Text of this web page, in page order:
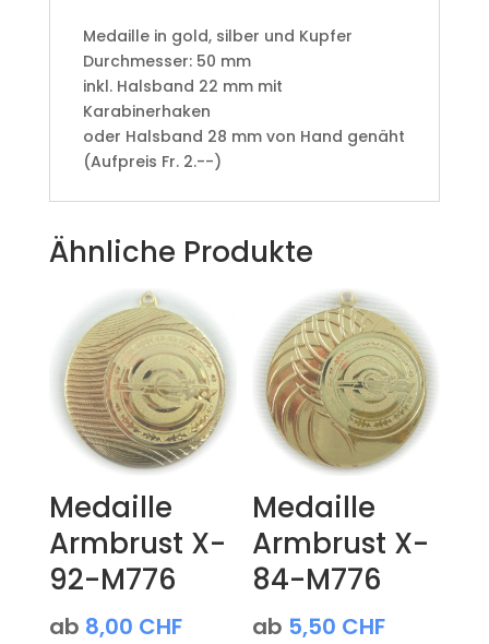
Medaille in gold, silber und Kupfer
​Durchmesser: 50 mm
​inkl. Halsband 22 mm mit
Karabinerhaken
oder Halsband 28 mm von Hand genäht
(Aufpreis Fr. 2.--)
Ähnliche Produkte
Medaille
Armbrust X-
92-M776
ab 8,00 CHF
Medaille
Armbrust X-
84-M776
ab 5,50 CHF